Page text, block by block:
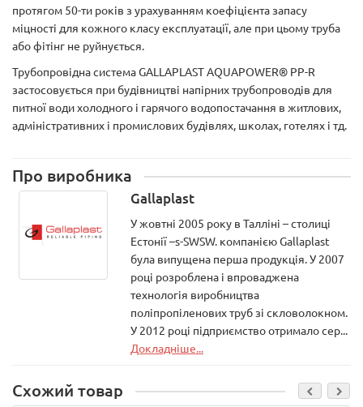
протягом 50-ти років з урахуванням коефіцієнта запасу
міцності для кожного класу експлуатації, але при цьому труба
або фітінг не руйнується.
Трубопровідна система GALLAPLAST AQUAPOWER® PP-R
застосовується при будівництві напірних трубопроводів для
питної води холодного і гарячого водопостачання в житлових,
адміністративних і промислових будівлях, школах, готелях і тд.
Про виробника
Gallaplast
У жовтні 2005 року в Талліні – столиці
Естонії –s-SWSW. компанією Gallaplast
була випущена перша продукція. У 2007
році розроблена і впроваджена
технологія виробництва
поліпропіленових труб зі скловолокном.
У 2012 році підприємство отримало сер...
Докладніше...
Схожий товар